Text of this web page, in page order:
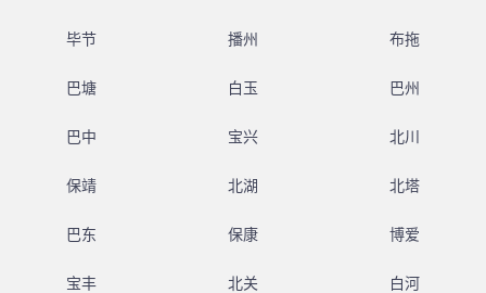
毕节 播州 布拖
巴塘 白玉 巴州
巴中 宝兴 北川
保靖 北湖 北塔
巴东 保康 博爱
宝丰 北关 白河